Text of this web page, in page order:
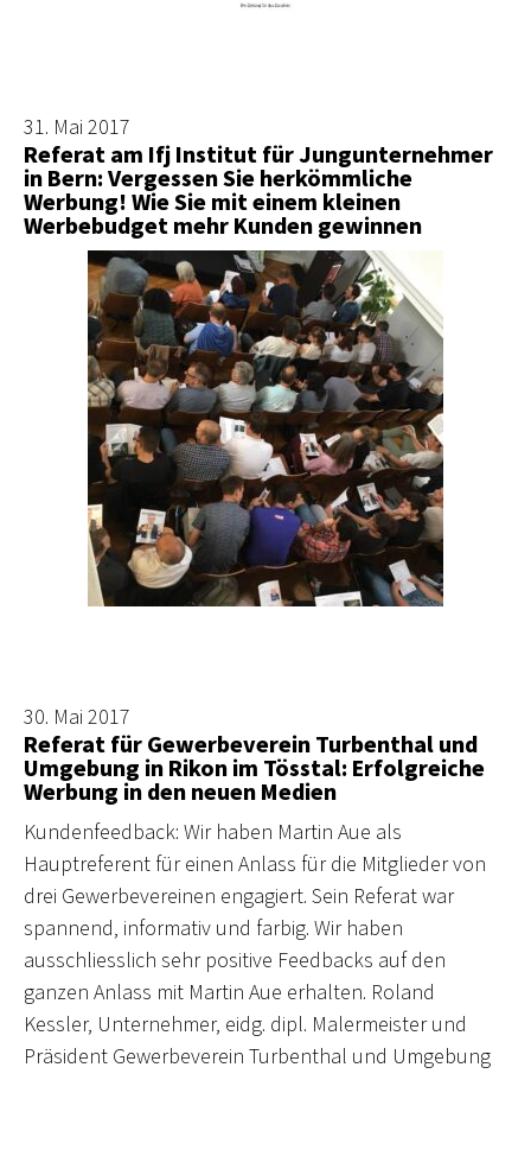
31. Mai 2017
Referat am Ifj Institut für Jungunternehmer
in Bern: Vergessen Sie herkömmliche
Werbung! Wie Sie mit einem kleinen
Werbebudget mehr Kunden gewinnen
30. Mai 2017
Referat für Gewerbeverein Turbenthal und
Umgebung in Rikon im Tösstal: Erfolgreiche
Werbung in den neuen Medien
Kundenfeedback: Wir haben Martin Aue als
Hauptreferent für einen Anlass für die Mitglieder von
drei Gewerbevereinen engagiert. Sein Referat war
spannend, informativ und farbig. Wir haben
ausschliesslich sehr positive Feedbacks auf den
ganzen Anlass mit Martin Aue erhalten. Roland
Kessler, Unternehmer, eidg. dipl. Malermeister und
Präsident Gewerbeverein Turbenthal und Umgebung